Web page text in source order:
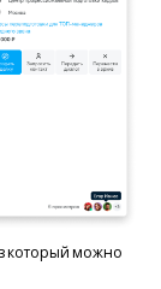
который можно